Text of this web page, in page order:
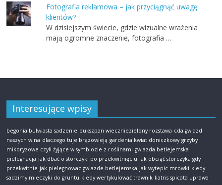
Fotografia reklamowa – jak przyciągnąć uwagę
klientów?
W dzisiejszym świecie, gdzie wizualne wrażenia
mają ogromne znaczenie, fotografia …
Interesujące wpisy
begonia bulwiasta sadzenie bukszpan wieczniezielony rozstawa cda gwiazd
naszych wina dlaczego tuje brązowieją gardenia kwiat doniczkowy grzyby
mikoryzowe czyli żyjące w symbiozie z roślinami gwiazda betlejemska
pielegnacja jak dbać o storczyki po przekwitnięciu jak obciąć storczyka gdy
przekwitnie jak pielegnowac gwiazde betlejemska jak wytepic mrowki kiedy
sadzimy mieczyki do gruntu kiedy wertykulować trawnik liatris spicata uprawa